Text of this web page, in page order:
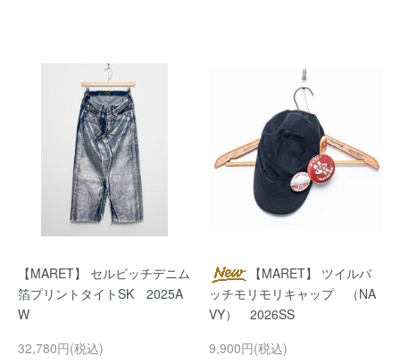
【MARET】 セルビッチデニム
箔プリントタイトSK 2025A
W
32,780円(税込)
【MARET】 ツイルバ
ッチモリモリキャップ （NA
VY） 2026SS
9,900円(税込)